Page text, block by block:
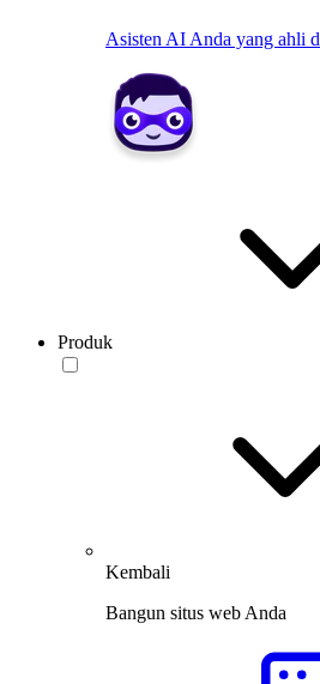
Asisten AI Anda yang ahli
Produk
Kembali
Bangun situs web Anda